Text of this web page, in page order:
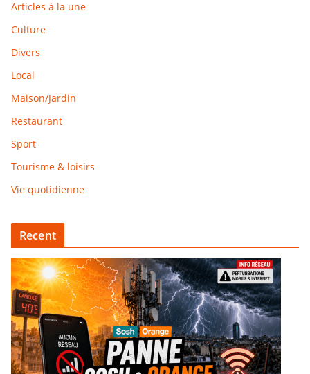
Articles à la une
Culture
Divers
Local
Maison/Jardin
Restaurant
Sport
Tourisme & loisirs
Vie quotidienne
Recent